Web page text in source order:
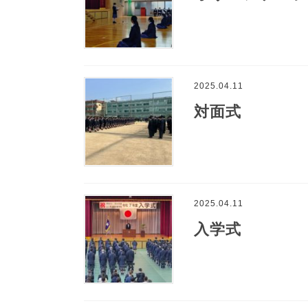
2025.04.11
対面式
2025.04.11
入学式